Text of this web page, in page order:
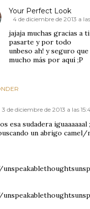
Your Perfect Look
4 de diciembre de 2013 a las
jajaja muchas gracias a
pasarte y por todo
unbeso ah! y seguro
mucho más por aquí ;P
3 de diciembre de 2013 a las
esa sudadera iguaaaaaal
un abrigo camel/